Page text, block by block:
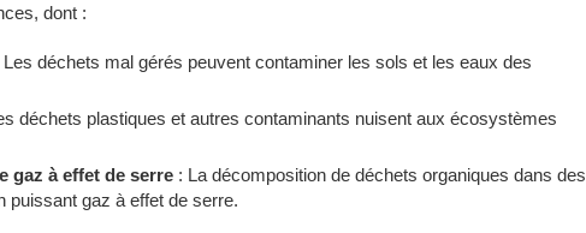
dont :
Les déchets mal gérés peuvent contaminer les sols et les eaux des
déchets plastiques et autres contaminants nuisent aux écosystèmes
gaz à effet de serre : La décomposition de déchets organiques dans des
puissant gaz à effet de serre.